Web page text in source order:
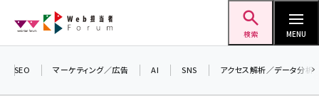
ン
検索 MENU
SEO マーケティング／広告 AI SNS アクセス解析／データ分析
＼ 8月27日開催、申し込み受付中！ ／
生成AIをマーケティング等に活用するための
考え方を学べるセミナーイベント「生成AI ×